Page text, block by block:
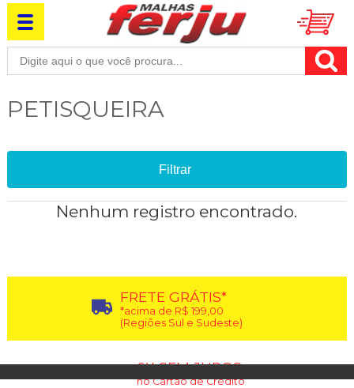
PETISQUEIRA
Filtrar
Nenhum registro encontrado.
FRETE GRÁTIS*
*acima de R$ 199,00
(Regiões Sul e Sudeste)
6X SEM JUROS
no Cartão de Crédito